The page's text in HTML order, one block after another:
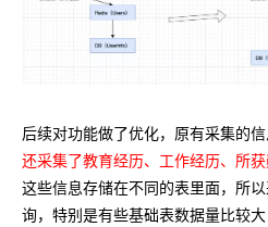
后续对功能做了优化，原有采集的
还采集了教育经历、工作经历、所获
这些信息存储在不同的表里面，所
询，特别是有些基础表数据量比较大